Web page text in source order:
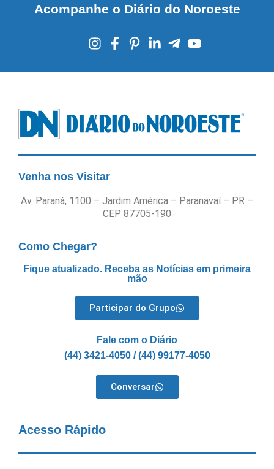
Acompanhe o Diário do Noroeste
Venha nos Visitar
Av. Paraná, 1100 – Jardim América – Paranavaí – PR –
CEP 87705-190
Como Chegar?
Fique atualizado. Receba as Notícias em primeira
mão
Participar do Grupo
Fale com o Diário
(44) 3421-4050 / (44) 99177-4050
Conversar
Acesso Rápido